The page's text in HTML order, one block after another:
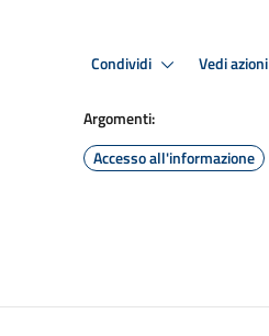
Condividi Vedi azioni
Argomenti:
Accesso all'informazione